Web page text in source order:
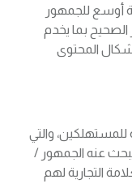
أوسع للجمهور
بما يخدم
المحتوى
للمستهلكين، والتي
يبحث عنه الجمهور /
التجارية لهم